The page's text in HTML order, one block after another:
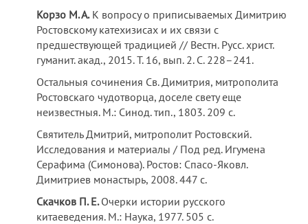
Корзо М. А.К вопросу о приписываемых Димитрию
Ростовскому катехизисах и их связи с
предшествующей традицией // Вестн. Русс. христ.
гуманит. акад., 2015. Т. 16, вып. 2. С. 228–241.
Остальныя сочинения Св. Димитрия, митрополита
Ростовскаго чудотворца, доселе свету еще
неизвестныя. М.: Синод. тип., 1803. 209 с.
Святитель Дмитрий, митрополит Ростовский.
Исследования и материалы / Под ред. Игумена
Серафима (Симонова). Ростов: Спасо-Яковл.
Димитриев монастырь, 2008. 447 с.
Скачков П. Е.Очерки истории русского
китаеведения. М.: Наука, 1977. 505 с.